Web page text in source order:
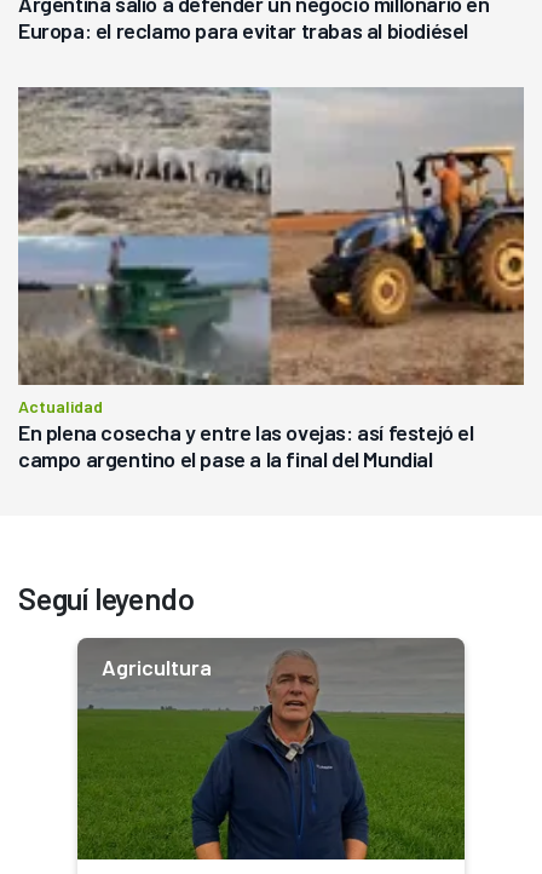
Europa: el reclamo para evitar trabas al biodiésel
Actualidad
En plena cosecha y entre las ovejas: así festejó el
campo argentino el pase a la final del Mundial
Seguí leyendo
Agricultura